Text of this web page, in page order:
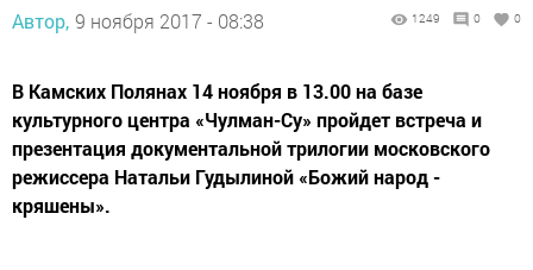
Автор, 9 ноября 2017 - 08:38 1249 0 0
В Камских Полянах 14 ноября в 13.00 на базе
культурного центра «Чулман-Су» пройдет встреча и
презентация документальной трилогии московского
режиссера Натальи Гудылиной «Божий народ -
кряшены».